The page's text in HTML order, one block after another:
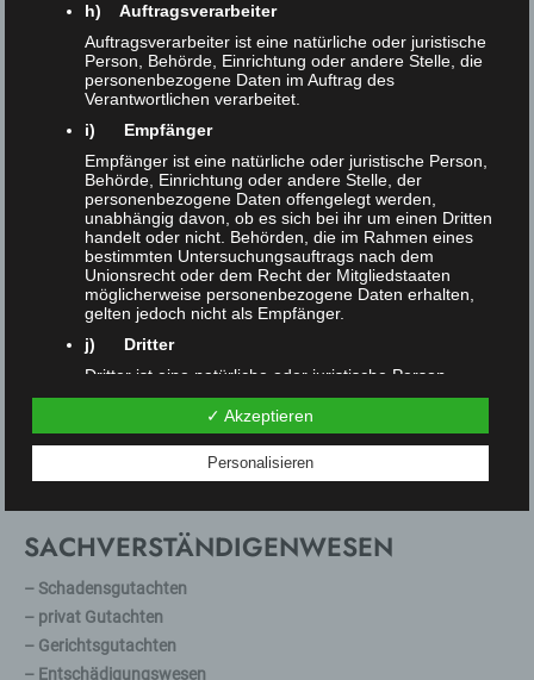
SACHVERSTÄNDIGENWESEN
– Schadensgutachten
– privat Gutachten
– Gerichtsgutachten
– Entschädigungswesen
h) Auftragsverarbeiter
Auftragsverarbeiter ist eine natürliche oder juristische
Person, Behörde, Einrichtung oder andere Stelle, die
personenbezogene Daten im Auftrag des
Verantwortlichen verarbeitet.
i) Empfänger
Empfänger ist eine natürliche oder juristische Person,
Behörde, Einrichtung oder andere Stelle, der
personenbezogene Daten offengelegt werden,
unabhängig davon, ob es sich bei ihr um einen Dritten
handelt oder nicht. Behörden, die im Rahmen eines
bestimmten Untersuchungsauftrags nach dem
Unionsrecht oder dem Recht der Mitgliedstaaten
möglicherweise personenbezogene Daten erhalten,
gelten jedoch nicht als Empfänger.
j) Dritter
Dritter ist eine natürliche oder juristische Person,
Behörde, Einrichtung oder andere Stelle außer der
betroffenen Person, dem Verantwortlichen, dem
Auftragsverarbeiter und den Personen, die unter der
unmittelbaren Verantwortung des Verantwortlichen
oder des Auftragsverarbeiters befugt sind, die
Einwilligung ist jede von der betroffenen Person
und unmissverständlich abgegebene
Willensbekundung in Form einer Erklärung oder einer
sonstigen eindeutigen bestätigenden Handlung, mit
der die betroffene Person zu verstehen gibt, dass sie
mit der Verarbeitung der sie betreffenden
✓ Akzeptieren
Personalisieren